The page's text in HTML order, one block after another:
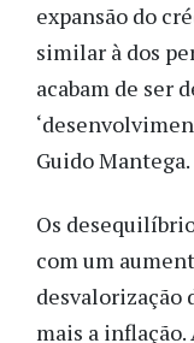
expansão do
similar à dos
acabam de ser
Guido Mantega.
Os
com um
desvalorização
mais a